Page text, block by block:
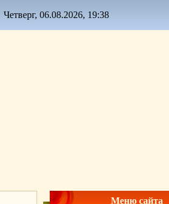
Четверг, 06.08.2026, 19:38
Меню сайта